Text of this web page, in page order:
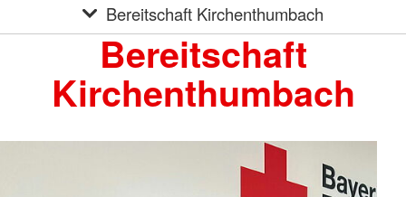
Bereitschaft Kirchenthumbach
Bereitschaft
Kirchenthumbach